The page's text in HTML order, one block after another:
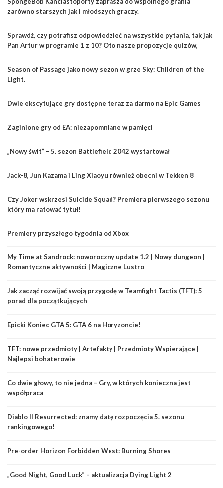
zarówno starszych jak i młodszych graczy.
Sprawdź, czy potrafisz odpowiedzieć na wszystkie pytania, tak jak
Pan Artur w programie 1 z 10? Oto nasze propozycje quizów,
Season of Passage jako nowy sezon w grze Sky: Children of the
Light.
Dwie ekscytujące gry dostępne teraz za darmo na Epic Games
Zaginione gry od EA: niezapomniane w pamięci
„Nowy świt” – 5. sezon Battlefield 2042 wystartował
Jack-8, Jun Kazama i Ling Xiaoyu również obecni w Tekken 8
Czy Joker wskrzesi Suicide Squad? Premiera pierwszego sezonu
który ma ratować tytuł!
Premiery przyszłego tygodnia od Xbox
My Time at Sandrock: noworoczny update 1.2 | Nowy dungeon |
Romantyczne aktywności | Magiczne Lustro
Jak zacząć rozwijać swoją przygodę w Teamfight Tactis (TFT): 5
porad dla początkujących
Epicki Koniec GTA 5: GTA 6 na Horyzoncie!
TFT: nowe przedmioty | Artefakty | Przedmioty Wspierające |
Najlepsi bohaterowie
Co dwie głowy, to nie jedna – Gry, w których konieczna jest
współpraca
Diablo II Resurrected: znamy datę rozpoczęcia 5. sezonu
rankingowego!
Pre-order Horizon Forbidden West: Burning Shores
„Good Night, Good Luck” – aktualizacja Dying Light 2